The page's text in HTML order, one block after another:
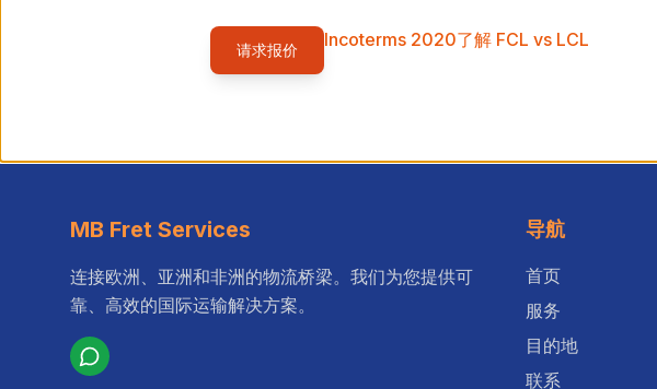
请求报价 Incoterms 2020了解 FCL vs LCL
MB Fret Services
连接欧洲、亚洲和非洲的物流桥梁。我们为您提供可
靠、高效的国际运输解决方案。
导航
首页
服务
目的地
联系